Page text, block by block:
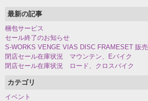
最新の記事
梱包サービス
セール終了のお知らせ
S-WORKS VENGE VIAS DISC FRAMESET 販売
閉店セール在庫状況 マウンテン、Eバイク
閉店セール在庫状況 ロード、クロスバイク
カテゴリ
イベント